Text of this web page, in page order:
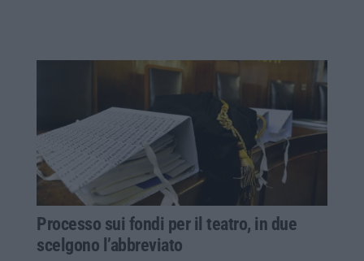
Processo sui fondi per il teatro, in due
scelgono l’abbreviato